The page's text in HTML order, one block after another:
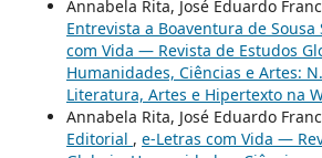
Annabela Rita, José Eduardo
Entrevista a Boaventura de Sousa
com Vida — Revista de Estudos
Humanidades, Ciências e Artes:
Literatura, Artes e Hipertexto na
Annabela Rita, José Eduardo
Editorial , e-Letras com Vida —